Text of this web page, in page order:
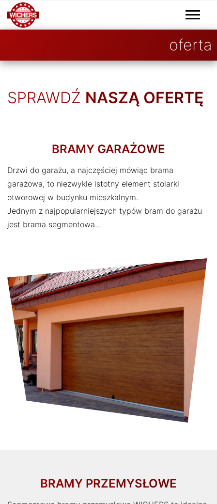
oferta
SPRAWDŹ NASZĄ OFERTĘ
BRAMY GARAŻOWE
Drzwi do garażu, a najczęściej mówiąc brama
garażowa, to niezwykle istotny element stolarki
otworowej w budynku mieszkalnym.
Jednym z najpopularniejszych typów bram do garażu
jest brama segmentowa...
BRAMY PRZEMYSŁOWE